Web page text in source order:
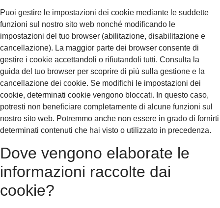
Puoi gestire le impostazioni dei cookie mediante le suddette
funzioni sul nostro sito web nonché modificando le
impostazioni del tuo browser (abilitazione, disabilitazione e
cancellazione). La maggior parte dei browser consente di
gestire i cookie accettandoli o rifiutandoli tutti. Consulta la
guida del tuo browser per scoprire di più sulla gestione e la
cancellazione dei cookie. Se modifichi le impostazioni dei
cookie, determinati cookie vengono bloccati. In questo caso,
potresti non beneficiare completamente di alcune funzioni sul
nostro sito web. Potremmo anche non essere in grado di fornirti
determinati contenuti che hai visto o utilizzato in precedenza.
Dove vengono elaborate le
informazioni raccolte dai
cookie?